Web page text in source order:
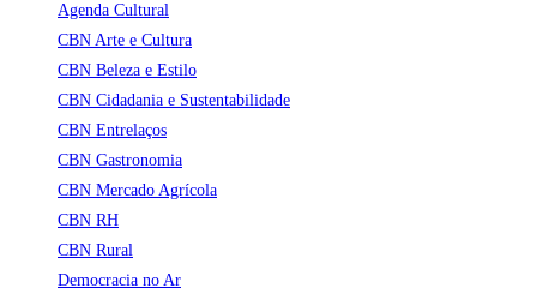
Agenda Cultural
CBN Arte e Cultura
CBN Beleza e Estilo
CBN Cidadania e Sustentabilidade
CBN Entrelaços
CBN Gastronomia
CBN Mercado Agrícola
CBN RH
CBN Rural
Democracia no Ar